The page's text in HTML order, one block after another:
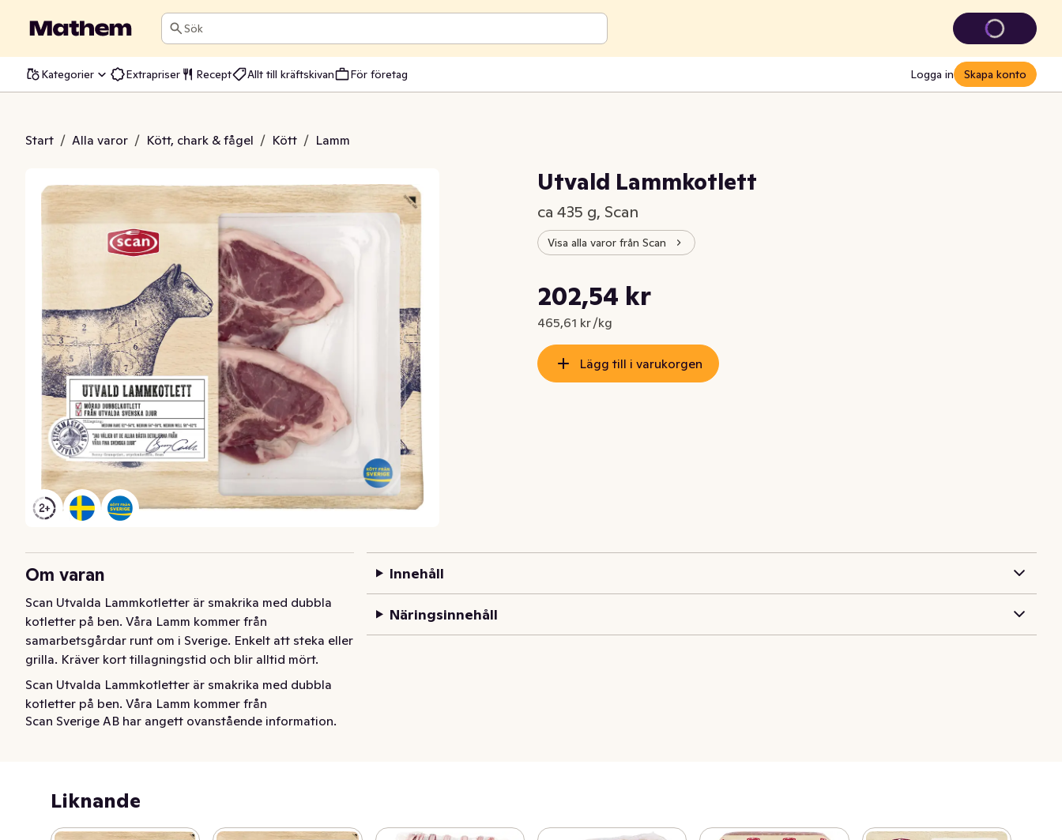
Sök
Kategorier Extrapriser Recept Allt till kräftskivan För företag Logga in Skapa konto
Start / Alla varor / Kött, chark & fågel / Kött / Lamm
Lammkotlett
Utvald Lammkotlett
ca 435 g, Scan
Visa alla varor från Scan
Nuvarande pris är: 202,54 kr
202,54 kr
465,61 kr /kg
Styckpris: 465,61 kr /kg
Lägg till i varukorgen
Om varan
Scan Utvalda Lammkotletter är smakrika med dubbla
kotletter på ben. Våra Lamm kommer från
samarbetsgårdar runt om i Sverige. Enkelt att steka eller
grilla. Kräver kort tillagningstid och blir alltid mört.
Scan Utvalda Lammkotletter är smakrika med dubbla
kotletter på ben. Våra Lamm kommer från
samarbetsgårdar runt om i Sverige.
Scan Sverige AB har angett ovanstående information.
Innehåll
Näringsinnehåll
Liknande